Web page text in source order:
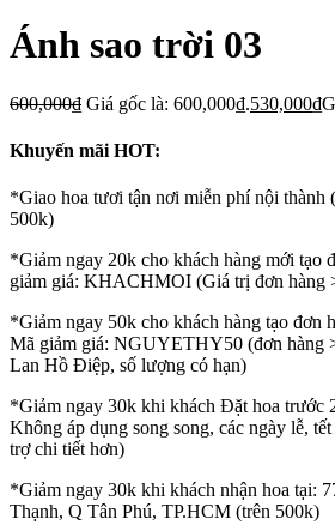
Ánh sao trời 03
600,000₫ Giá gốc là: 600,000₫.530,000₫
Khuyến mãi HOT:
*Giao hoa tươi tận nơi miễn phí nội thành
500k)
*Giảm ngay 20k cho khách hàng mới tạo
giảm giá: KHACHMOI (Giá trị đơn hàng
*Giảm ngay 50k cho khách hàng tạo đơn
Mã giảm giá: NGUYETHY50 (đơn hàng
Lan Hồ Điệp, số lượng có hạn)
*Giảm ngay 30k khi khách Đặt hoa trước
Không áp dụng song song, các ngày lễ,
trợ chi tiết hơn)
*Giảm ngay 30k khi khách nhận hoa tại:
Thạnh, Q Tân Phú, TP.HCM (trên 500k)